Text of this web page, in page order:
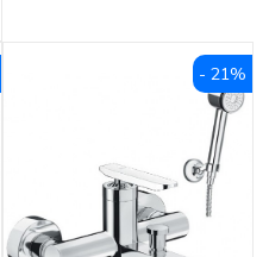
- 21%